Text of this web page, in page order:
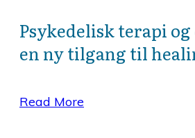
Psykedelisk terapi og
en ny tilgang til
Read More